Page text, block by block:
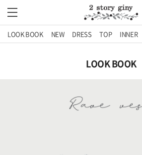
LOOK BOOK NEW DRESS TOP INNER
LOOK BOOK